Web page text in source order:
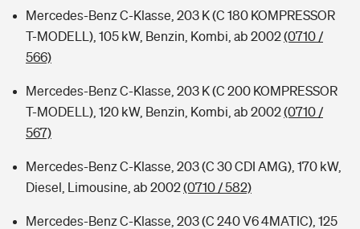
Mercedes-Benz C-Klasse, 203 K (C 180 KOMPRESSOR
T-MODELL), 105 kW, Benzin, Kombi, ab 2002(0710 /
566)
Mercedes-Benz C-Klasse, 203 K (C 200 KOMPRESSOR
T-MODELL), 120 kW, Benzin, Kombi, ab 2002(0710 /
567)
Mercedes-Benz C-Klasse, 203 (C 30 CDI AMG), 170 kW,
Diesel, Limousine, ab 2002(0710 / 582)
Mercedes-Benz C-Klasse, 203 (C 240 V6 4MATIC), 125